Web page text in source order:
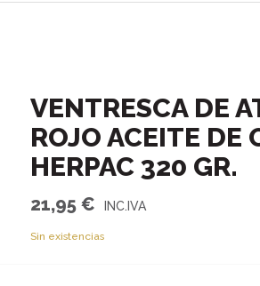
VENTRESCA DE
ROJO ACEITE DE
HERPAC 320 GR.
21,95 €
Sin existencias